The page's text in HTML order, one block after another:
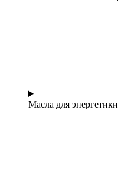
Масла для энергетики